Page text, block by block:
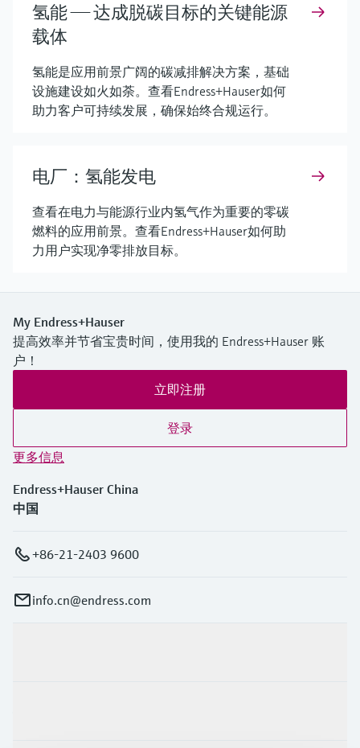
氢能 —— 达成脱碳目标的关键能源
载体
氢能是应用前景广阔的碳减排解决方案，基础
设施建设如火如荼。查看Endress+Hauser如何
助力客户可持续发展，确保始终合规运行。
电厂：氢能发电
查看在电力与能源行业内氢气作为重要的零碳
燃料的应用前景。查看Endress+Hauser如何助
力用户实现净零排放目标。
My Endress+Hauser
提高效率并节省宝贵时间，使用我的 Endress+Hauser 账
户！
立即注册
登录
更多信息
Endress+Hauser China
中国
+86-21-2403 9600
info.cn@endress.com